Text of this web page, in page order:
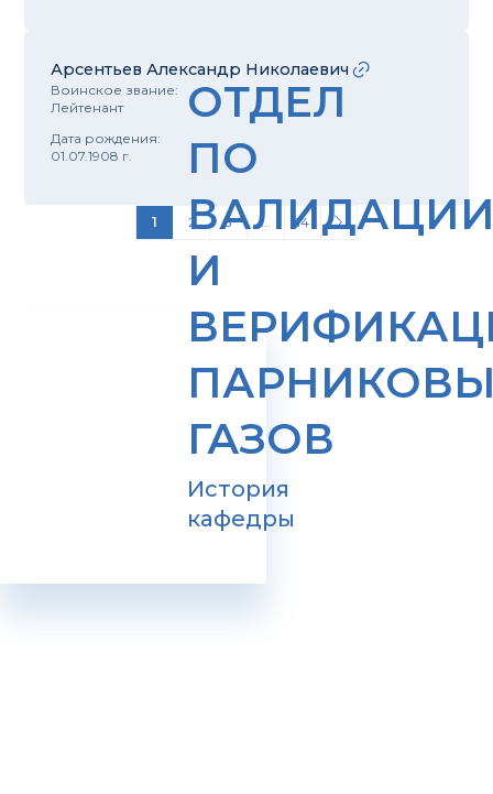
Арсентьев Александр Николаевич
Воинское звание:
Лейтенант
Дата рождения:
01.07.1908 г.
1 2 3 ... 14
ОТДЕЛ
ПО
И
ГАЗОВ
История
кафедры